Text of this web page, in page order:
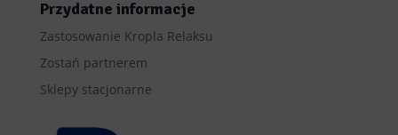
Przydatne informacje
Zastosowanie Kropla Relaksu
Zostań partnerem
Sklepy stacjonarne